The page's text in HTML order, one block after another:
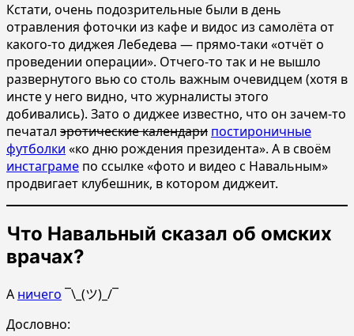
Кстати, очень подозрительные были в день
отравления фоточки из кафе и видос из самолёта от
какого-то диджея Лебедева — прямо-таки «отчёт о
проведении операции». Отчего-то так и не вышло
развернутого вью со столь важным очевидцем (хотя в
инсте у него видно, что журналисты этого
добивались). Зато о диджее известно, что он зачем-то
печатал эротические календари постироничные
футболки «ко дню рождения президента». А в своём
инстаграме по ссылке «фото и видео с Навальным»
продвигает клубешник, в котором диджеит.
Что Навальный сказал об омских
врачах?
А ничего ¯\_(ツ)_/¯
Дословно: